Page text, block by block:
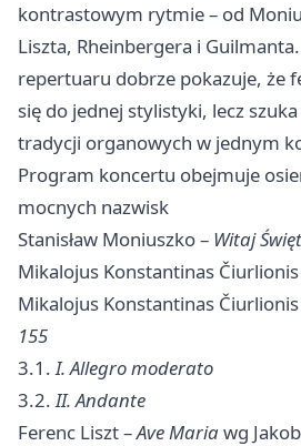
kontrastowym rytmie – od
Liszta, Rheinbergera i
repertuaru dobrze pokazuje, że
się do jednej stylistyki, lecz
tradycji organowych w jednym
Program koncertu obejmuje
mocnych nazwisk
Stanisław Moniuszko – Witaj
Mikalojus Konstantinas Čiurlionis
Mikalojus Konstantinas Čiurlionis
155
3.1.I. Allegro moderato
3.2.II. Andante
Ferenc Liszt –Ave Mariawg